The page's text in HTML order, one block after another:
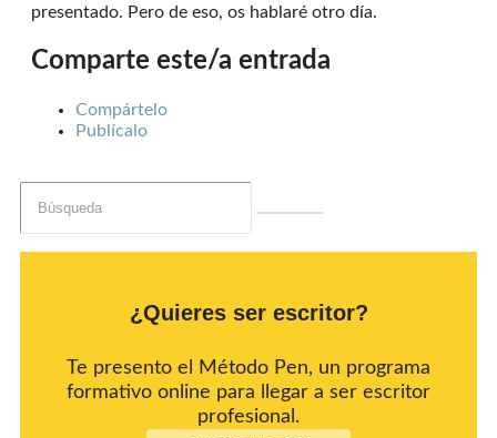
presentado. Pero de eso, os hablaré otro día.
Comparte este/a entrada
Compártelo
Publícalo
¿Quieres ser escritor?
Te presento el Método Pen, un programa
formativo online para llegar a ser escritor
profesional.